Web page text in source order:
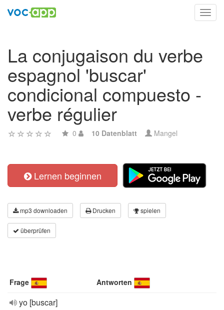
La conjugaison du verbe
espagnol 'buscar'
condicional compuesto -
verbe régulier
0 10 Datenblatt Mangel
Lernen beginnen
mp3 downloaden Drucken spielen
überprüfen
Frage Antworten
yo [buscar]